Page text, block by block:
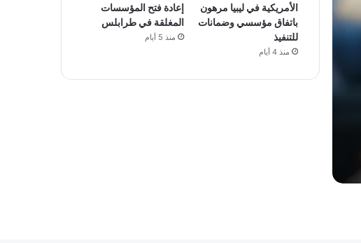
الأمريكية في ليبيا مرهون
باتفاق مؤسسي وضمانات
للتنفيذ
منذ 4 أيام
إعادة فتح المؤسسات
المغلقة في طرابلس
منذ 5 أيام